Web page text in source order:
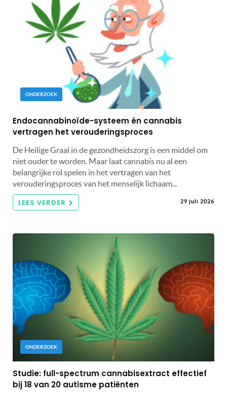
ONDERZOEK
Endocannabinoïde-systeem én cannabis
vertragen het verouderingsproces
De Heilige Graal in de gezondheidszorg is een middel om
niet ouder te worden. Maar laat cannabis nu al een
belangrijke rol spelen in het vertragen van het
verouderingsproces van het menselijk lichaam...
LEES VERDER 29 juli 2026
ONDERZOEK
Studie: full-spectrum cannabisextract effectief
bij 18 van 20 autisme patiënten